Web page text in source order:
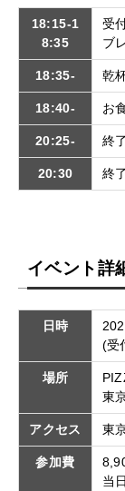
18:15-1
8:35
受
ブ
18:35- 乾
18:40- お
20:25- 終
20:30 終
イベント詳
日時
(受
場所
東
アクセス 東
参加費
当